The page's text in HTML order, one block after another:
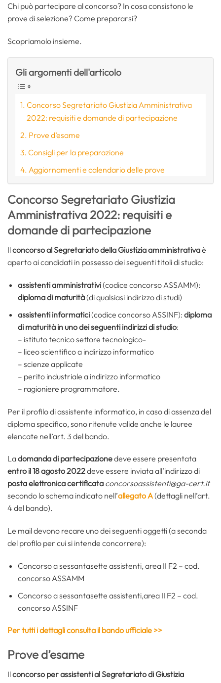
Chi può partecipare al concorso? In cosa consistono le
prove di selezione? Come prepararsi?
Scopriamolo insieme.
Gli argomenti dell'articolo
Concorso Segretariato Giustizia Amministrativa
2022: requisiti e domande di partecipazione
Prove d’esame
Consigli per la preparazione
Aggiornamenti e calendario delle prove
Concorso Segretariato Giustizia
Amministrativa 2022: requisiti e
domande di partecipazione
Ilconcorso al Segretariato della Giustizia amministrativaè
aperto ai candidati in possesso dei seguenti titoli di studio:
assistenti amministrativi(codice concorso ASSAMM):
diploma di maturità(di qualsiasi indirizzo di studi)
assistenti informatici(codice concorso ASSINF): diploma
di maturità in uno dei seguenti indirizzi di studio:
– istituto tecnico settore tecnologico-
– liceo scientifico a indirizzo informatico
– scienze applicate
– perito industriale a indirizzo informatico
– ragioniere programmatore.
Per il profilo di assistente informatico, in caso di assenza del
diploma specifico, sono ritenute valide anche le lauree
elencate nell’art. 3 del bando.
Ladomanda di partecipazionedeve essere presentata
entro il 18 agosto 2022deve essere inviata all’indirizzo di
posta elettronica certificata concorsoassistenti@ga-cert.it
secondo lo schema indicato nell’allegato A(dettagli nell’art.
4 del bando).
Le mail devono recare uno dei seguenti oggetti (a seconda
del profilo per cui si intende concorrere):
Concorso a sessantasette assistenti, area II F2 – cod.
concorso ASSAMM
Concorso a sessantasette assistenti,area II F2 – cod.
concorso ASSINF
Per tutti i dettagli consulta il bando ufficiale >>
Prove d’esame
Ilconcorso per assistenti al Segretariato di Giustizia